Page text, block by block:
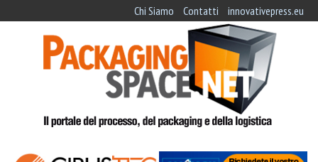
Chi Siamo Contatti innovativepress.eu